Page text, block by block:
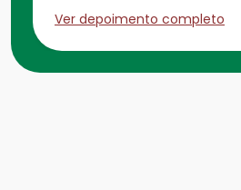
Ver depoimento completo